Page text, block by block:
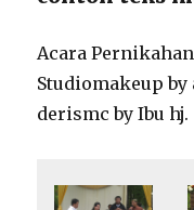
Acara
Studiomakeup
derismc by Ibu hj.